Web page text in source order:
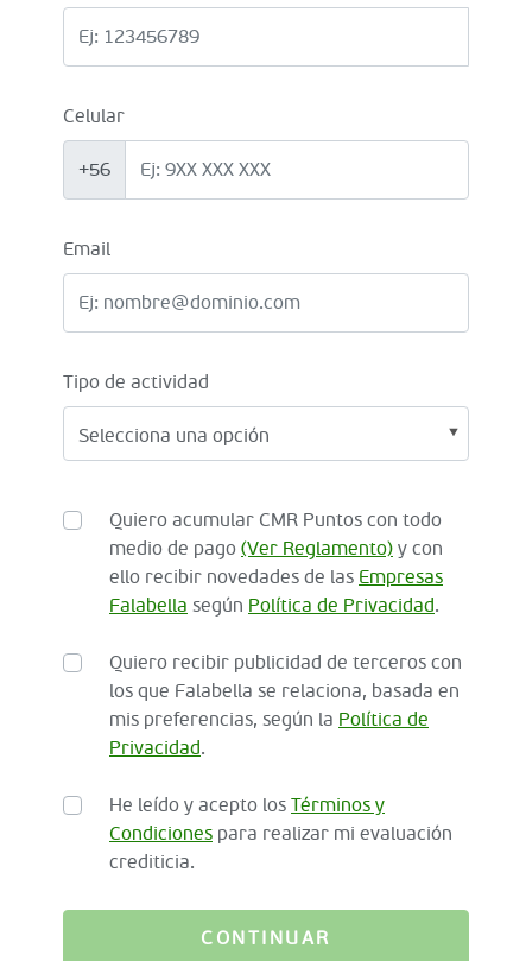
Celular
+56
Email
Tipo de actividad
Quiero acumular CMR Puntos con todo
medio de pago (Ver Reglamento) y con
ello recibir novedades de las Empresas
Falabella según Política de Privacidad.
Quiero recibir publicidad de terceros con
los que Falabella se relaciona, basada en
mis preferencias, según la Política de
Privacidad.
He leído y acepto los Términos y
Condiciones para realizar mi evaluación
crediticia.
CONTINUAR